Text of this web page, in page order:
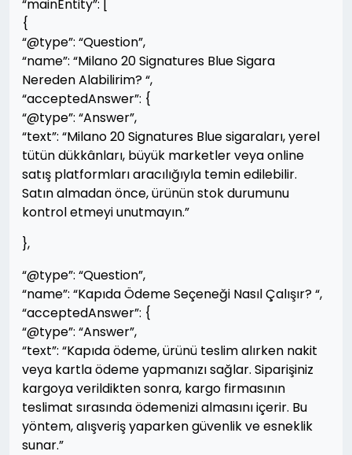
“mainEntity”: [
{
“@type”: “Question”,
“name”: “Milano 20 Signatures Blue Sigara
Nereden Alabilirim? “,
“acceptedAnswer”: {
“@type”: “Answer”,
“text”: “Milano 20 Signatures Blue sigaraları, yerel
tütün dükkânları, büyük marketler veya online
satış platformları aracılığıyla temin edilebilir.
Satın almadan önce, ürünün stok durumunu
kontrol etmeyi unutmayın.”
},
“@type”: “Question”,
“name”: “Kapıda Ödeme Seçeneği Nasıl Çalışır? “,
“acceptedAnswer”: {
“@type”: “Answer”,
“text”: “Kapıda ödeme, ürünü teslim alırken nakit
veya kartla ödeme yapmanızı sağlar. Siparişiniz
kargoya verildikten sonra, kargo firmasının
teslimat sırasında ödemenizi almasını içerir. Bu
yöntem, alışveriş yaparken güvenlik ve esneklik
sunar.”